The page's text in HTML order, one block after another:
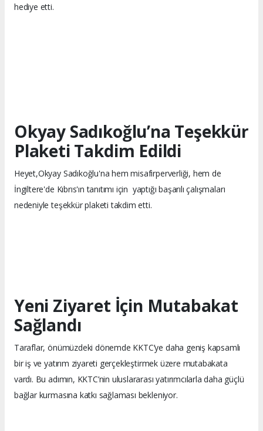
hediye etti.
Okyay Sadıkoğlu’na Teşekkür
Plaketi Takdim Edildi
Heyet,Okyay Sadıkoğlu'na hem misafirperverliği, hem de
İngiltere'de Kıbrıs'ın tanıtımı için yaptığı başarılı çalışmaları
nedeniyle teşekkür plaketi takdim etti.
Yeni Ziyaret İçin Mutabakat
Sağlandı
Taraflar, önümüzdeki dönemde KKTC’ye daha geniş kapsamlı
bir iş ve yatırım ziyareti gerçekleştirmek üzere mutabakata
vardı. Bu adımın, KKTC’nin uluslararası yatırımcılarla daha güçlü
bağlar kurmasına katkı sağlaması bekleniyor.